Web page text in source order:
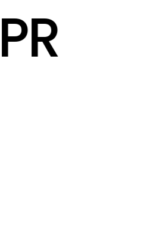
PR